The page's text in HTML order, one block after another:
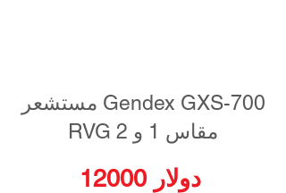
مستشعر Gendex GXS-700
RVG مقاس 1 و 2
12000 دولار